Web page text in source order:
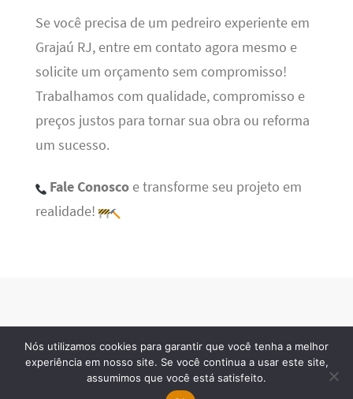
Se você precisa de um pedreiro experiente em
Grajaú RJ, entre em contato agora mesmo e
solicite um orçamento sem compromisso!
Trabalhamos com qualidade, compromisso e
preços justos para tornar sua obra ou reforma
um sucesso.
Fale Conoscoe transforme seu projeto em
realidade!
· 2026 © Todos os direitos reservados
Nós utilizamos cookies para garantir que você tenha a melhor
experiência em nosso site. Se você continua a usar este site,
assumimos que você está satisfeito.